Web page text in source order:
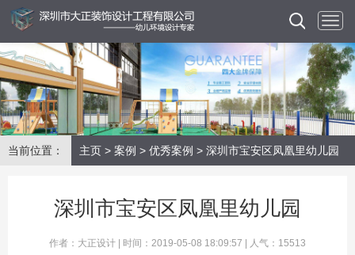
当前位置： 主页 > 案例 > 优秀案例 > 深圳市宝安区凤凰里幼儿园
深圳市宝安区凤凰里幼儿园
作者：大正设计 | 时间：2019-05-08 18:09:57 | 人气：15513